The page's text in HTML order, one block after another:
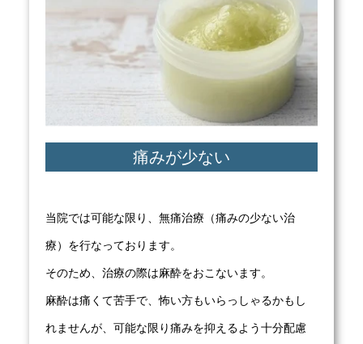
痛みが少ない
当院では可能な限り、無痛治療（痛みの少ない治
療）を行なっております。
そのため、治療の際は麻酔をおこないます。
麻酔は痛くて苦手で、怖い方もいらっしゃるかもし
れませんが、可能な限り痛みを抑えるよう十分配慮